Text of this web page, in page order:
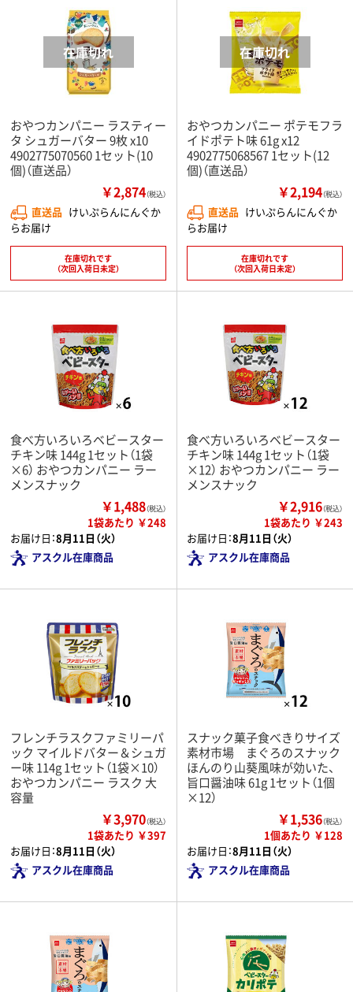
おやつカンパニー ラスティー
タ シュガーバター 9枚 x10
4902775070560 1セット(10
個)（直送品）
￥2,874（税込）
直送品 けいぷらんにんぐか
らお届け
在庫切れです
（次回入荷日未定）
おやつカンパニー ポテモフラ
イドポテト味 61g x12
4902775068567 1セット(12
個)（直送品）
￥2,194（税込）
直送品 けいぷらんにんぐか
らお届け
在庫切れです
（次回入荷日未定）
食べ方いろいろベビースター
チキン味 144g 1セット（1袋
×6） おやつカンパニー ラー
メンスナック
￥1,488（税込）
1袋あたり ￥248
お届け日：8月11日（火）
アスクル在庫商品
食べ方いろいろベビースター
チキン味 144g 1セット（1袋
×12） おやつカンパニー ラー
メンスナック
￥2,916（税込）
1袋あたり ￥243
お届け日：8月11日（火）
アスクル在庫商品
フレンチラスクファミリーパ
ック マイルドバター＆シュガ
ー味 114g 1セット（1袋×10）
おやつカンパニー ラスク 大
容量
￥3,970（税込）
1袋あたり ￥397
お届け日：8月11日（火）
アスクル在庫商品
スナック菓子食べきりサイズ
素材市場 まぐろのスナック
ほんのり山葵風味が効いた、
旨口醤油味 61g 1セット（1個
×12）
￥1,536（税込）
1個あたり ￥128
お届け日：8月11日（火）
アスクル在庫商品